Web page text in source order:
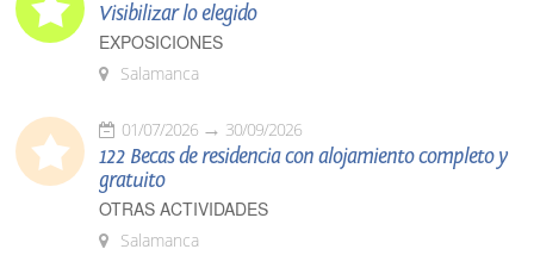
Visibilizar lo elegido
EXPOSICIONES
Salamanca
01/07/2026 30/09/2026
122 Becas de residencia con alojamiento completo y
gratuito
OTRAS ACTIVIDADES
Salamanca